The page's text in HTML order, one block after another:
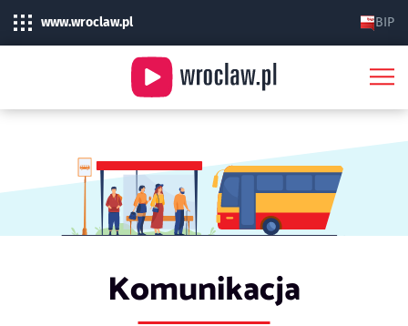
www.wroclaw.pl BIP
Komunikacja